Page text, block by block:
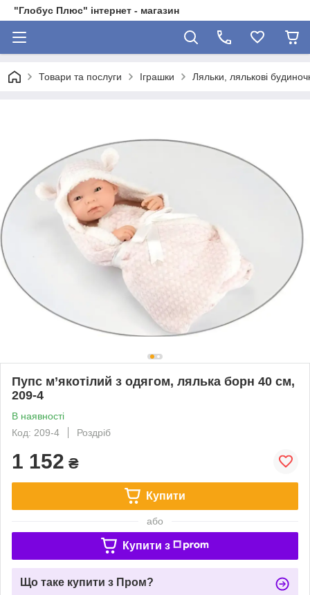
"Глобус Плюс" інтернет - магазин
Товари та послуги Іграшки Ляльки, лялькові
Пупс м’якотілий з одягом, лялька борн 40 см,
209-4
В наявності
Код: 209-4
Роздріб
1 152 ₴
Купити
або
Купити з
Що таке купити з Пром?